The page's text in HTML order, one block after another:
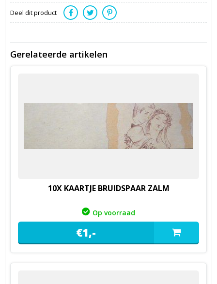
Deel dit product
Gerelateerde artikelen
10X KAARTJE BRUIDSPAAR ZALM
Op voorraad
€1,-